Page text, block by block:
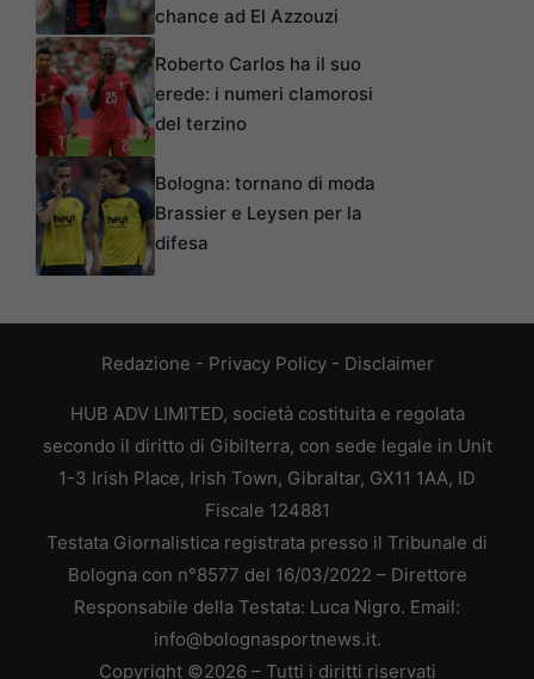
chance ad El Azzouzi
Roberto Carlos ha il suo
erede: i numeri clamorosi
del terzino
Bologna: tornano di moda
Brassier e Leysen per la
difesa
Redazione - Privacy Policy- Disclaimer
HUB ADV LIMITED, società costituita e regolata
secondo il diritto di Gibilterra, con sede legale in Unit
1-3 Irish Place, Irish Town, Gibraltar, GX11 1AA, ID
Fiscale 124881
Testata Giornalistica registrata presso il Tribunale di
Bologna con n°8577 del 16/03/2022 – Direttore
Responsabile della Testata: Luca Nigro. Email:
info@bolognasportnews.it.
Copyright ©2026 – Tutti i diritti riservati